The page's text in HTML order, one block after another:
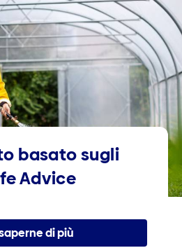
basato sugli
Advice
di più